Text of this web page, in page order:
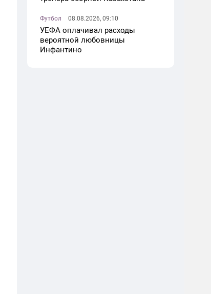
Футбол 08.08.2026, 09:10
УЕФА оплачивал расходы
вероятной любовницы
Инфантино